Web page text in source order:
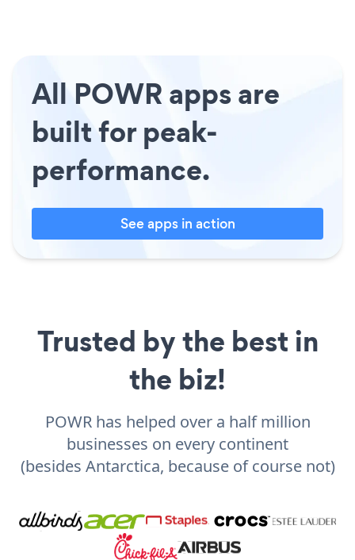
All POWR apps are
built for peak-
performance.
See apps in action
Trusted by the best in
the biz!
POWR has helped over a half million
businesses on every continent
(besides Antarctica, because of course not)